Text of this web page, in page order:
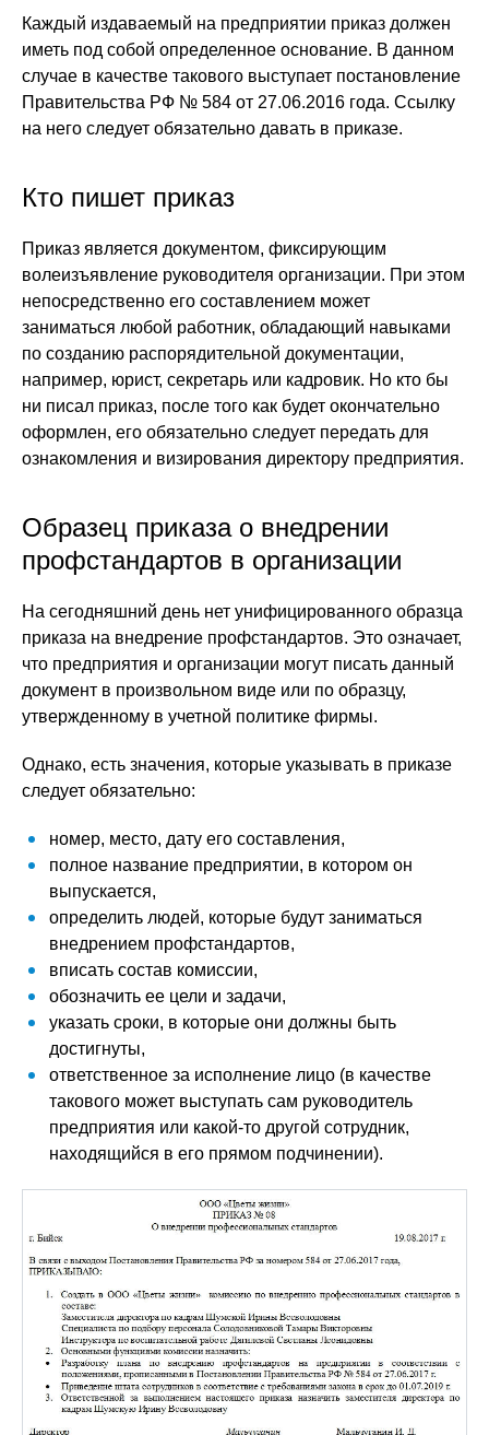
Каждый издаваемый на предприятии приказ должен
иметь под собой определенное основание. В данном
случае в качестве такового выступает постановление
Правительства РФ № 584 от 27.06.2016 года. Ссылку
на него следует обязательно давать в приказе.
Кто пишет приказ
Приказ является документом, фиксирующим
волеизъявление руководителя организации. При этом
непосредственно его составлением может
заниматься любой работник, обладающий навыками
по созданию распорядительной документации,
например, юрист, секретарь или кадровик. Но кто бы
ни писал приказ, после того как будет окончательно
оформлен, его обязательно следует передать для
ознакомления и визирования директору предприятия.
Образец приказа о внедрении
профстандартов в организации
На сегодняшний день нет унифицированного образца
приказа на внедрение профстандартов. Это означает,
что предприятия и организации могут писать данный
документ в произвольном виде или по образцу,
утвержденному в учетной политике фирмы.
Однако, есть значения, которые указывать в приказе
следует обязательно:
номер, место, дату его составления,
полное название предприятии, в котором он
выпускается,
определить людей, которые будут заниматься
внедрением профстандартов,
вписать состав комиссии,
обозначить ее цели и задачи,
указать сроки, в которые они должны быть
достигнуты,
ответственное за исполнение лицо (в качестве
такового может выступать сам руководитель
предприятия или какой-то другой сотрудник,
находящийся в его прямом подчинении).